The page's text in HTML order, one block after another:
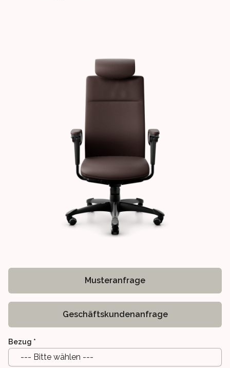
Musteranfrage
Geschäftskundenanfrage
Bezug *
--- Bitte wählen ---